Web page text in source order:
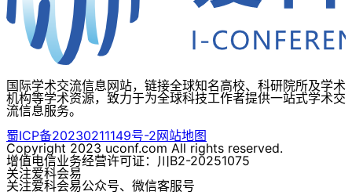
国际学术交流信息网站，链接全球知名高校、科研院所及学术
机构等学术资源，致力于为全球科技工作者提供一站式学术交
流信息服务。
蜀ICP备20230211149号-2网站地图
Copyright 2023 uconf.com All rights reserved.
增值电信业务经营许可证：川B2-20251075
关注爱科会易
关注爱科会易公众号、微信客服号